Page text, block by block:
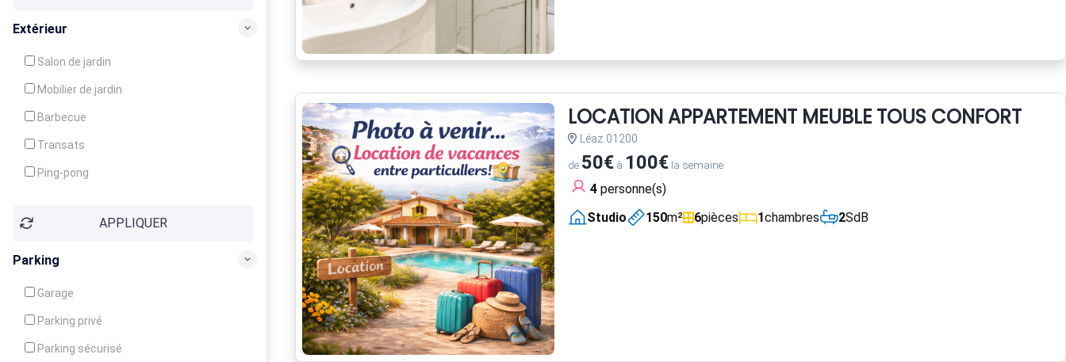
Balcon / Terrasse
Extérieur
Salon de jardin
Mobilier de jardin
Barbecue
Transats
Ping-pong
Jeux d'enfantsAPPLIQUER
Parking
Garage
Parking privé
Parking sécurisé
LOCATION APPARTEMENT MEUBLE TOUS CONFORT
Léaz 01200
de 50€à 100€la semaine
4personne(s)
Studio
150m² 6pièces 1chambres 2SdB